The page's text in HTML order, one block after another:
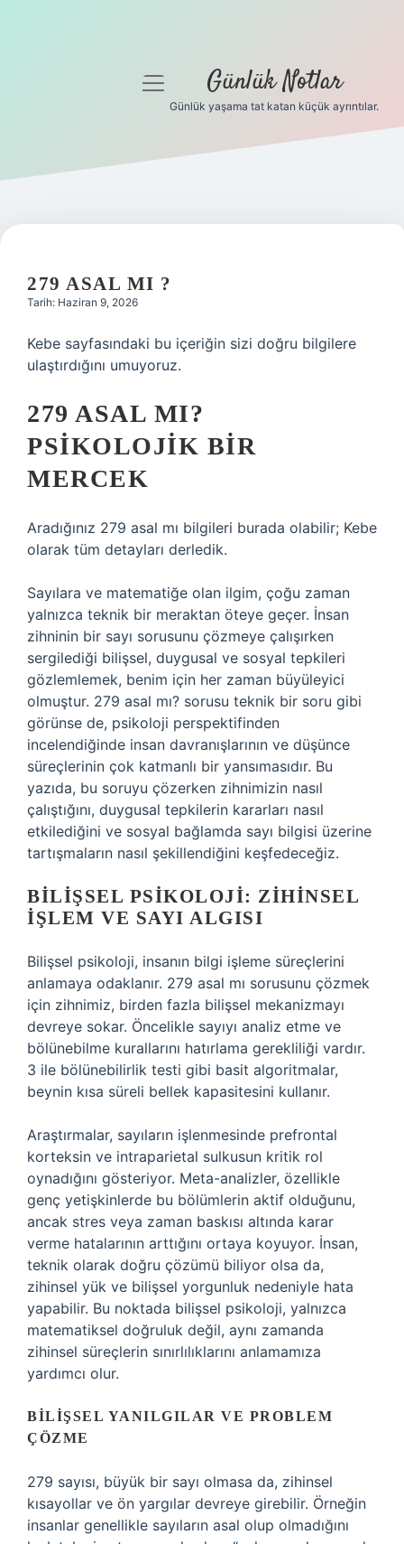
Gizlilik Politikası
Yasal Uyarı
menüyü
Günlük Notlar
Günlük yaşama tat katan küçük ayrıntılar.
279 ASAL MI ?
Tarih: Haziran 9, 2026
Kebe sayfasındaki bu içeriğin sizi doğru bilgilere
ulaştırdığını umuyoruz.
279 ASAL MI?
PSIKOLOJIK BIR
MERCEK
Aradığınız 279 asal mı bilgileri burada olabilir; Kebe
olarak tüm detayları derledik.
Sayılara ve matematiğe olan ilgim, çoğu zaman
yalnızca teknik bir meraktan öteye geçer. İnsan
zihninin bir sayı sorusunu çözmeye çalışırken
sergilediği bilişsel, duygusal ve sosyal tepkileri
gözlemlemek, benim için her zaman büyüleyici
olmuştur. 279 asal mı? sorusu teknik bir soru gibi
görünse de, psikoloji perspektifinden
incelendiğinde insan davranışlarının ve düşünce
süreçlerinin çok katmanlı bir yansımasıdır. Bu
yazıda, bu soruyu çözerken zihnimizin nasıl
çalıştığını, duygusal tepkilerin kararları nasıl
etkilediğini ve sosyal bağlamda sayı bilgisi üzerine
tartışmaların nasıl şekillendiğini keşfedeceğiz.
BILIŞSEL PSIKOLOJI: ZIHINSEL
İŞLEM VE SAYI ALGISI
Bilişsel psikoloji, insanın bilgi işleme süreçlerini
anlamaya odaklanır. 279 asal mı sorusunu çözmek
için zihnimiz, birden fazla bilişsel mekanizmayı
devreye sokar. Öncelikle sayıyı analiz etme ve
bölünebilme kurallarını hatırlama gerekliliği vardır.
3 ile bölünebilirlik testi gibi basit algoritmalar,
beynin kısa süreli bellek kapasitesini kullanır.
Araştırmalar, sayıların işlenmesinde prefrontal
korteksin ve intraparietal sulkusun kritik rol
oynadığını gösteriyor. Meta-analizler, özellikle
genç yetişkinlerde bu bölümlerin aktif olduğunu,
ancak stres veya zaman baskısı altında karar
verme hatalarının arttığını ortaya koyuyor. İnsan,
teknik olarak doğru çözümü biliyor olsa da,
zihinsel yük ve bilişsel yorgunluk nedeniyle hata
yapabilir. Bu noktada bilişsel psikoloji, yalnızca
matematiksel doğruluk değil, aynı zamanda
zihinsel süreçlerin sınırlılıklarını anlamamıza
yardımcı olur.
BILIŞSEL YANILGILAR VE PROBLEM
ÇÖZME
279 sayısı, büyük bir sayı olmasa da, zihinsel
kısayollar ve ön yargılar devreye girebilir. Örneğin
insanlar genellikle sayıların asal olup olmadığını